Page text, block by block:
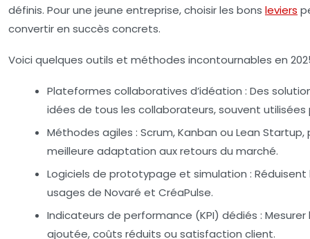
définis. Pour une jeune entreprise, choisir les bons leviers
convertir en succès concrets.
Voici quelques outils et méthodes incontournables en
Plateformes collaboratives d’idéation : Des
idées de tous les collaborateurs, souvent utilisées
Méthodes agiles : Scrum, Kanban ou Lean
meilleure adaptation aux retours du marché.
Logiciels de prototypage et simulation :
usages de Novaré et CréaPulse.
Indicateurs de performance (KPI) dédiés :
ajoutée, coûts réduits ou satisfaction client.